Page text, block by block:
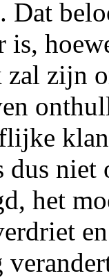
Dat
is,
zijn
niet
het